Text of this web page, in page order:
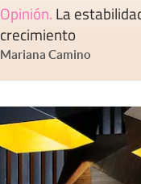
Opinión. La
crecimiento
Mariana Camino